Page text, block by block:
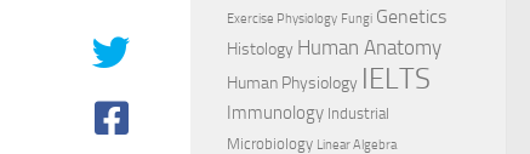
Exercise Physiology Fungi Genetics
Histology Human Anatomy
Human Physiology IELTS
Immunology Industrial
Microbiology Linear Algebra